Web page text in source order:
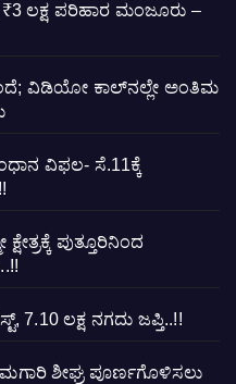
₹3 ಲಕ್ಷ ಪರಿಹಾರ ಮಂಜೂರು –
ವಿಡಿಯೋ ಕಾಲ್‌ನಲ್ಲೇ ಅಂತಿಮ
ವಿಫಲ- ಸೆ.11ಕ್ಕೆ
ಪುತ್ತೂರಿನಿಂದ
7.10 ಲಕ್ಷ ನಗದು ಜಪ್ತಿ..!!
ಶೀಘ್ರ ಪೂರ್ಣಗೊಳಿಸಲು